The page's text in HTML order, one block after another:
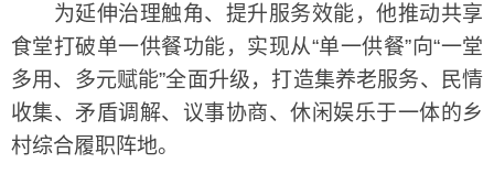
为延伸治理触角、提升服务效能，他推动共享
食堂打破单一供餐功能，实现从“单一供餐”向“一堂
多用、多元赋能”全面升级，打造集养老服务、民情
收集、矛盾调解、议事协商、休闲娱乐于一体的乡
村综合履职阵地。